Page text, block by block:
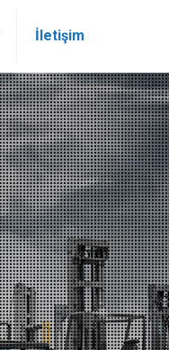
İletişim